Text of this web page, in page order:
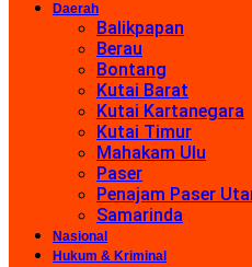
Daerah
Balikpapan
Berau
Bontang
Kutai Barat
Kutai Kartanegara
Kutai Timur
Mahakam Ulu
Paser
Penajam Paser
Samarinda
Nasional
Hukum & Kriminal